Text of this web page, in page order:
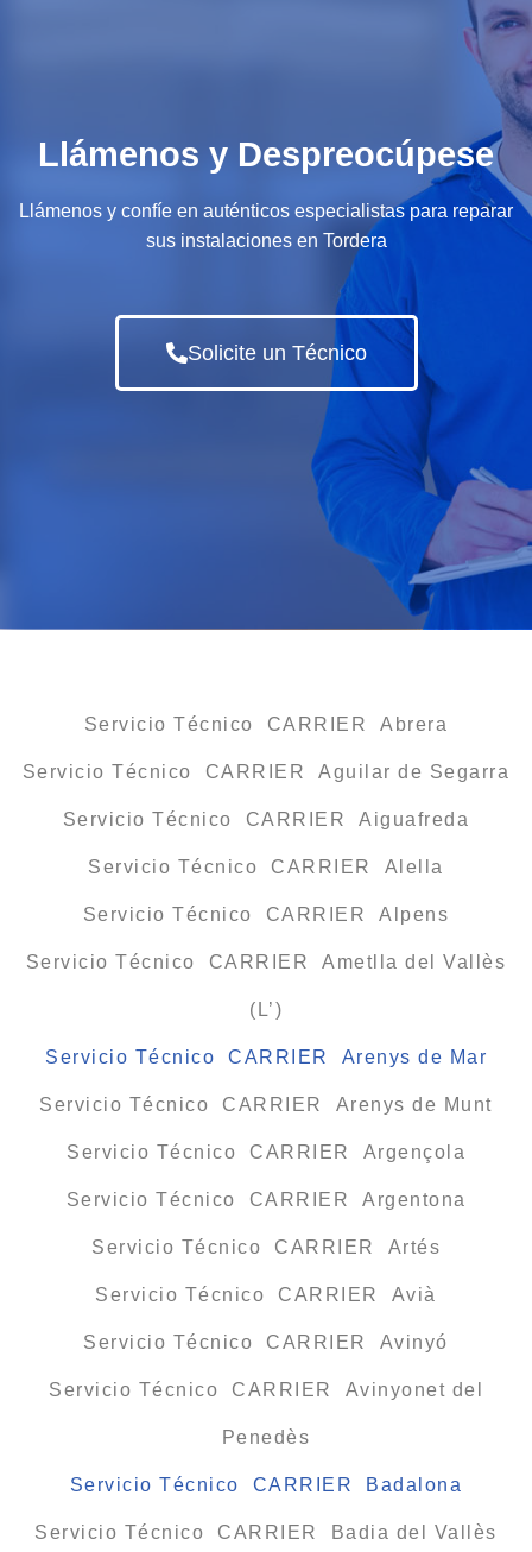
Llámenos y Despreocúpese
Llámenos y confíe en auténticos especialistas para reparar
sus instalaciones en Tordera
Solicite un Técnico
Servicio Técnico CARRIER Abrera
Servicio Técnico CARRIER Aguilar de Segarra
Servicio Técnico CARRIER Aiguafreda
Servicio Técnico CARRIER Alella
Servicio Técnico CARRIER Alpens
Servicio Técnico CARRIER Ametlla del Vallès
(L’)
Servicio Técnico CARRIER Arenys de Mar
Servicio Técnico CARRIER Arenys de Munt
Servicio Técnico CARRIER Argençola
Servicio Técnico CARRIER Argentona
Servicio Técnico CARRIER Artés
Servicio Técnico CARRIER Avià
Servicio Técnico CARRIER Avinyó
Servicio Técnico CARRIER Avinyonet del
Penedès
Servicio Técnico CARRIER Badalona
Servicio Técnico CARRIER Badia del Vallès